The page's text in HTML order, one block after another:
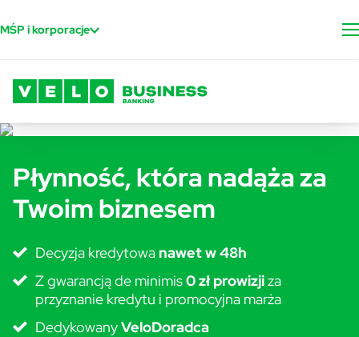
VeloBank - strona główna
MŚP i korporacje
Płynność, która nadąża za
Twoim biznesem
Decyzja kredytowa nawet w 48h
Z gwarancją de minimis0 zł prowizjiza
przyznanie kredytu i promocyjna marża
DedykowanyVeloDoradca